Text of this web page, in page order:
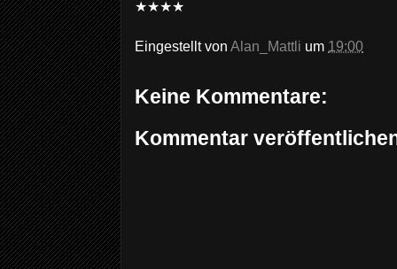
★★★★
Eingestellt von Alan_Mattli um 19:00
Keine Kommentare:
Kommentar